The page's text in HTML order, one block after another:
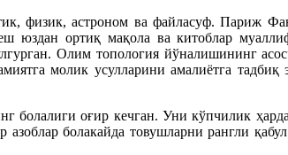
физик, астроном ва файласуф. Париж
юздан ортиқ мақола ва китоблар
Олим топология йўналишининг
молик усулларини амалиётга
болалиги оғир кечган. Уни кўпчилик
болакайда товушларни рангли